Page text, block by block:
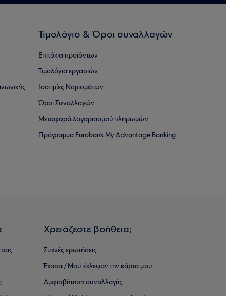
Τιμολόγιο & Όροι συναλλαγών
Επιτόκια προϊόντων
Τιμολόγια εργασιών
Ισοτιμίες Νομισμάτων
Όροι Συναλλαγών
Μεταφορά λογαριασμού πληρωμών
Πρόγραμμα Eurobank My Advantage Banking
σας
Χρειάζεστε βοήθεια;
Συχνές ερωτήσεις
Έχασα / Μου έκλεψαν την κάρτα μου
Αμφισβήτηση συναλλαγής